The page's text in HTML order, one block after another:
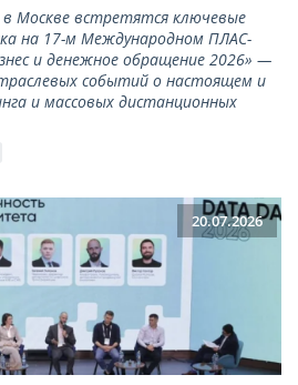
в Москве встретятся ключевые
на 17-м Международном ПЛАС-
и денежное обращение 2026» —
событий о настоящем и
и массовых дистанционных
20.07.2026